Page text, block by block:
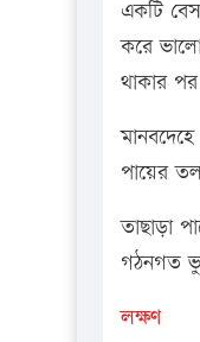
একটি
করে
থাকার
পায়ের
তাছাড়া
গঠনগত
লক্ষণ